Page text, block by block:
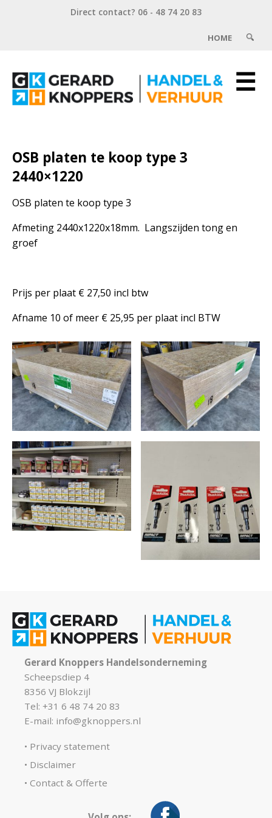
Direct contact? 06 - 48 74 20 83
HOME
☰
OSB platen te koop type 3
2440×1220
OSB platen te koop type 3
Afmeting 2440x1220x18mm. Langszijden tong en
groef
Prijs per plaat € 27,50 incl btw
Afname 10 of meer € 25,95 per plaat incl BTW
Gerard Knoppers Handelsonderneming
Scheepsdiep 4
8356 VJ Blokzijl
Tel: +31 6 48 74 20 83
E-mail: info@gknoppers.nl
Privacy statement
Disclaimer
Contact & Offerte